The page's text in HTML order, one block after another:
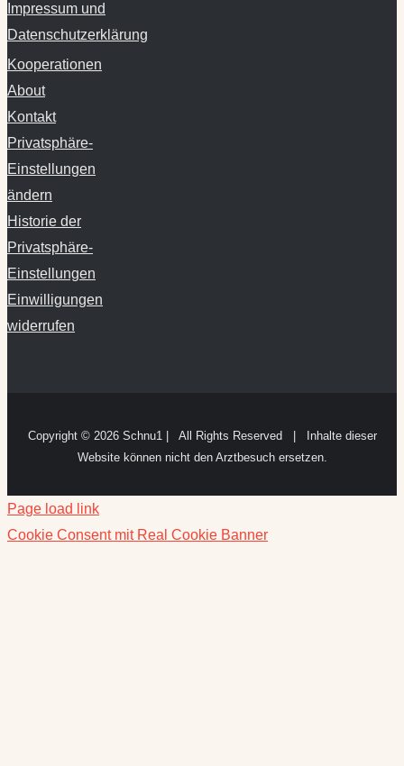
Impressum und
Datenschutzerklärung
Kooperationen
About
Kontakt
Privatsphäre-
Einstellungen
ändern
Historie der
Privatsphäre-
Einstellungen
Einwilligungen
widerrufen
Copyright © 2026 Schnu1 | All Rights Reserved | Inhalte dieser
Website können nicht den Arztbesuch ersetzen.
Page load link
Cookie Consent mit Real Cookie Banner